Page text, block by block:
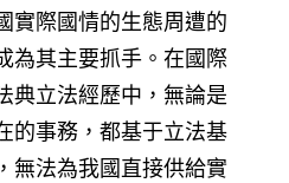
實際國情的生態周遭的
為其主要抓手。在國際
典立法經歷中，無論是
的事務，都基于立法基
無法為我國直接供給實